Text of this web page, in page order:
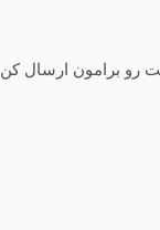
رو برامون ارسال کن